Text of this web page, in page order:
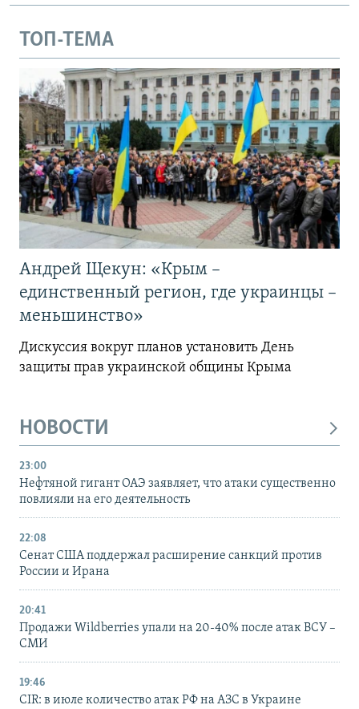
ТОП-ТЕМА
Андрей Щекун: «Крым –
единственный регион, где украинцы –
меньшинство»
Дискуссия вокруг планов установить День
защиты прав украинской общины Крыма
НОВОСТИ
23:00
Нефтяной гигант ОАЭ заявляет, что атаки существенно
повлияли на его деятельность
22:08
Сенат США поддержал расширение санкций против
России и Ирана
20:41
Продажи Wildberries упали на 20-40% после атак ВСУ –
СМИ
19:46
CIR: в июле количество атак РФ на АЗС в Украине